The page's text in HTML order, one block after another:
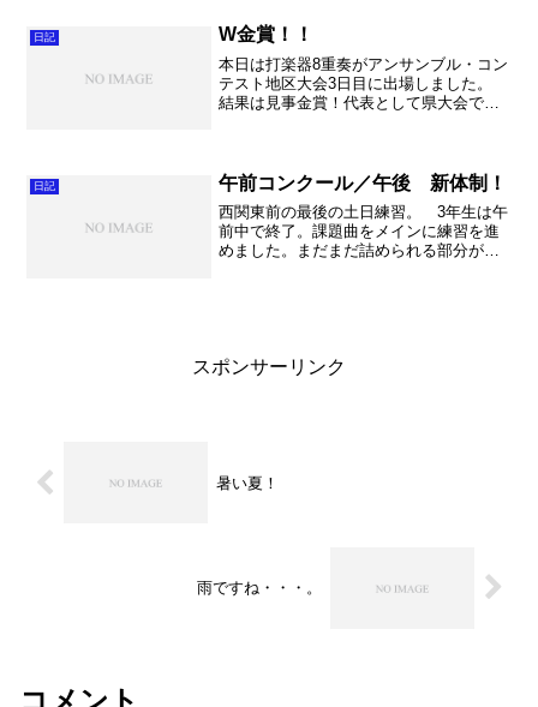
がかなり延びてしまい...
日記 W金賞！！
本日は打楽器8重奏がアンサンブル・コン
テスト地区大会3日目に出場しました。
結果は見事金賞！代表として県大会で演
ででも最高レベルにあ...
日記 午前コンクール／午後 新体制！
西関東前の最後の土日練習。 3年生は午
前中で終了。課題曲をメインに練習を進
めました。まだまだ詰められる部分が山
スポンサーリンク
暑い夏！
雨ですね・・・。